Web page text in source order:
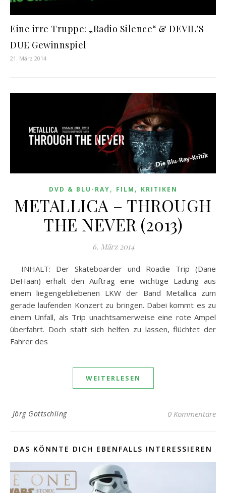
Eine irre Truppe: „Radio Silence“ & DEVIL’S
DUE Gewinnspiel
21. März 2014
DVD & BLU-RAY, FILM , KRITIKEN
METALLICA – THROUGH
THE NEVER (2013)
6. März 2014
INHALT: Der Skateboarder und Roadie Trip (Dane
DeHaan) erhält den Auftrag eine wichtige Ladung aus
einem liegengebliebenen LKW der Band Metallica zum
gerade laufenden Konzert zu bringen. Dabei kommt es zu
einem Unfall, als Trip unachtsamerweise eine rote Ampel
überfahrt. Doch statt sich helfen zu lassen, flüchtet der
Fahrer des
WEITERLESEN
Jörg Gottschling 0 Kommentare
DAS KÖNNTE DICH EBENFALLS INTERESSIEREN